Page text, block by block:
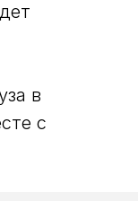
в
с